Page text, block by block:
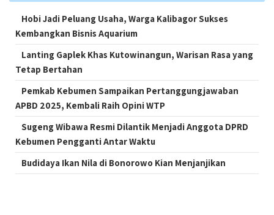
Hobi Jadi Peluang Usaha, Warga Kalibagor Sukses
Kembangkan Bisnis Aquarium
Lanting Gaplek Khas Kutowinangun, Warisan Rasa yang
Tetap Bertahan
Pemkab Kebumen Sampaikan Pertanggungjawaban
APBD 2025, Kembali Raih Opini WTP
Sugeng Wibawa Resmi Dilantik Menjadi Anggota DPRD
Kebumen Pengganti Antar Waktu
Budidaya Ikan Nila di Bonorowo Kian Menjanjikan